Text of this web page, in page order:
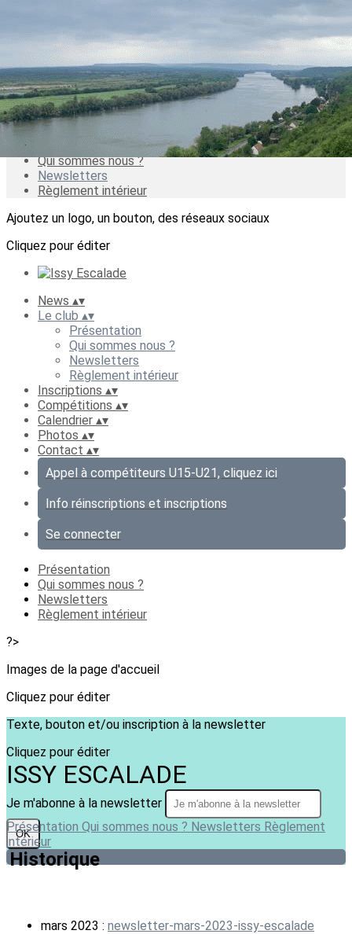
Exporter les lignes sélectionnées
Exporter toutes les colonnes
Exporter uniquement les colonnes affichées
Menu
<
>
Présentation
Qui sommes nous ?
Newsletters
Règlement intérieur
Ajoutez un logo, un bouton, des réseaux sociaux
Cliquez pour éditer
News ▴▾
Le club ▴▾
Présentation
Qui sommes nous ?
Newsletters
Règlement intérieur
Inscriptions ▴▾
Compétitions ▴▾
Calendrier ▴▾
Photos ▴▾
Contact ▴▾
Appel à compétiteurs U15-U21, cliquez ici
Info réinscriptions et inscriptions
Se connecter
Présentation
Qui sommes nous ?
Newsletters
Règlement intérieur
?>
Images de la page d'accueil
Cliquez pour éditer
Texte, bouton et/ou inscription à la newsletter
Cliquez pour éditer
ISSY ESCALADE
Je m'abonne à la newsletter
OK
Présentation Qui sommes nous ? Newsletters Règlement
intérieur
Historique
mars 2023 : newsletter-mars-2023-issy-escalade